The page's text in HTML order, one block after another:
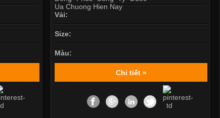
Vải:
Size:
Màu:
Chi tiết »